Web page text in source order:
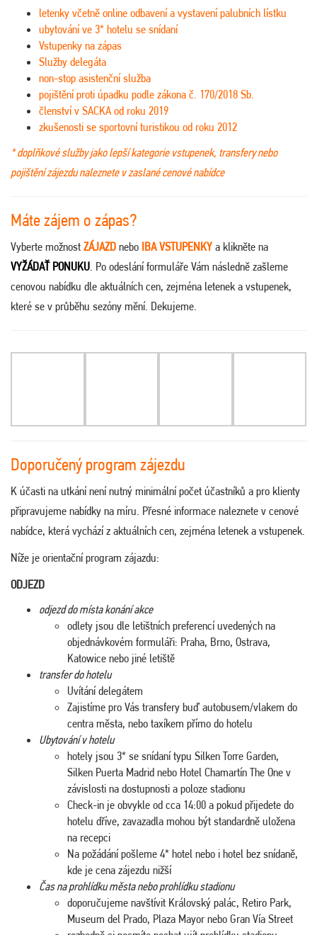
letenky včetně online odbavení a vystavení palubních lístku
ubytování ve 3* hotelu se snídaní
Vstupenky na zápas
Služby delegáta
non-stop asistenční služba
pojištění proti úpadku podle zákona č. 170/2018 Sb.
členství v SACKA od roku 2019
zkušenosti se sportovní turistikou od roku 2012
* doplňkové služby jako lepší kategorie vstupenek, transfery nebo
pojištění zájezdu naleznete v zaslané cenové nabídce
Máte zájem o zápas?
Vyberte možnost ZÁJAZD nebo IBA VSTUPENKY a klikněte na
VYŽÁDAŤ PONUKU. Po odeslání formuláře Vám následně zašleme
cenovou nabídku dle aktuálních cen, zejména letenek a vstupenek,
které se v průběhu sezóny mění. Dekujeme.
Doporučený program zájezdu
K účasti na utkání není nutný minimální počet účastníků a pro klienty
připravujeme nabídky na míru. Přesné informace naleznete v cenové
nabídce, která vychází z aktuálních cen, zejména letenek a vstupenek.
Níže je orientační program zájazdu:
ODJEZD
odjezd do místa konání akce
odlety jsou dle letištních preferencí uvedených na
objednávkovém formuláři: Praha, Brno, Ostrava,
Katowice nebo jiné letiště
transfer do hotelu
Uvítání delegátem
Zajistíme pro Vás transfery buď autobusem/vlakem do
centra města, nebo taxíkem přímo do hotelu
Ubytování v hotelu
hotely jsou 3* se snídaní typu Silken Torre Garden,
Silken Puerta Madrid nebo Hotel Chamartín The One v
závislosti na dostupnosti a poloze stadionu
Check-in je obvykle od cca 14:00 a pokud přijedete do
hotelu dříve, zavazadla mohou být standardně uložena
na recepci
Na požádání pošleme 4* hotel nebo i hotel bez snídaně,
kde je cena zájezdu nižší
Čas na prohlídku města nebo prohlídku stadionu
doporučujeme navštívit Královský palác, Retiro Park,
Museum del Prado, Plaza Mayor nebo Gran Vía Street